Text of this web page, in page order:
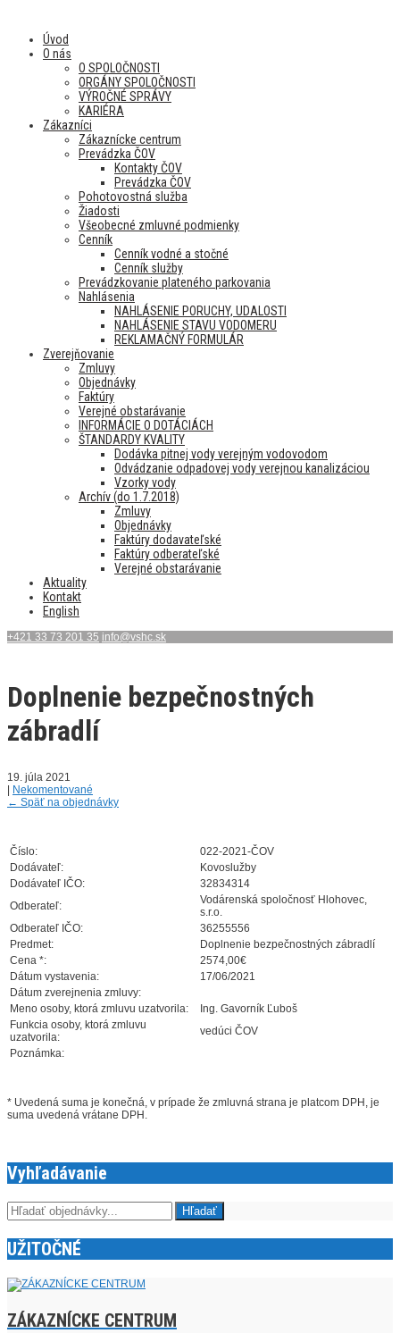
Úvod
O nás
O SPOLOČNOSTI
ORGÁNY SPOLOČNOSTI
VÝROČNÉ SPRÁVY
KARIÉRA
Zákazníci
Zákaznícke centrum
Prevádzka ČOV
Kontakty ČOV
Prevádzka ČOV
Pohotovostná služba
Žiadosti
Všeobecné zmluvné podmienky
Cenník
Cenník vodné a stočné
Cenník služby
Prevádzkovanie plateného parkovania
Nahlásenia
NAHLÁSENIE PORUCHY, UDALOSTI
NAHLÁSENIE STAVU VODOMERU
REKLAMAČNÝ FORMULÁR
Zverejňovanie
Zmluvy
Objednávky
Faktúry
Verejné obstarávanie
INFORMÁCIE O DOTÁCIÁCH
ŠTANDARDY KVALITY
Dodávka pitnej vody verejným vodovodom
Odvádzanie odpadovej vody verejnou kanalizáciou
Vzorky vody
Archív (do 1.7.2018)
Zmluvy
Objednávky
Faktúry dodavateľské
Faktúry odberateľské
Verejné obstarávanie
Aktuality
Kontakt
English
+421 33 73 201 35 info@vshc.sk
Doplnenie bezpečnostných
zábradlí
19. júla 2021
Nekomentované
← Späť na objednávky
Číslo:
022-2021-ČOV
Dodávateľ:
Kovoslužby
Dodávateľ IČO:
32834314
Odberateľ:
Vodárenská spoločnosť Hlohovec,
s.r.o.
Odberateľ IČO:
36255556
Predmet:
Doplnenie bezpečnostných zábradlí
Cena *:
2574,00€
Dátum vystavenia:
17/06/2021
Dátum zverejnenia zmluvy:
Meno osoby, ktorá zmluvu uzatvorila:
Ing. Gavorník Ľuboš
Funkcia osoby, ktorá zmluvu
uzatvorila:
vedúci ČOV
Poznámka:
* Uvedená suma je konečná, v prípade že zmluvná strana je platcom DPH, je
suma uvedená vrátane DPH.
Vyhľadávanie
UŽITOČNÉ
ZÁKAZNÍCKE CENTRUM